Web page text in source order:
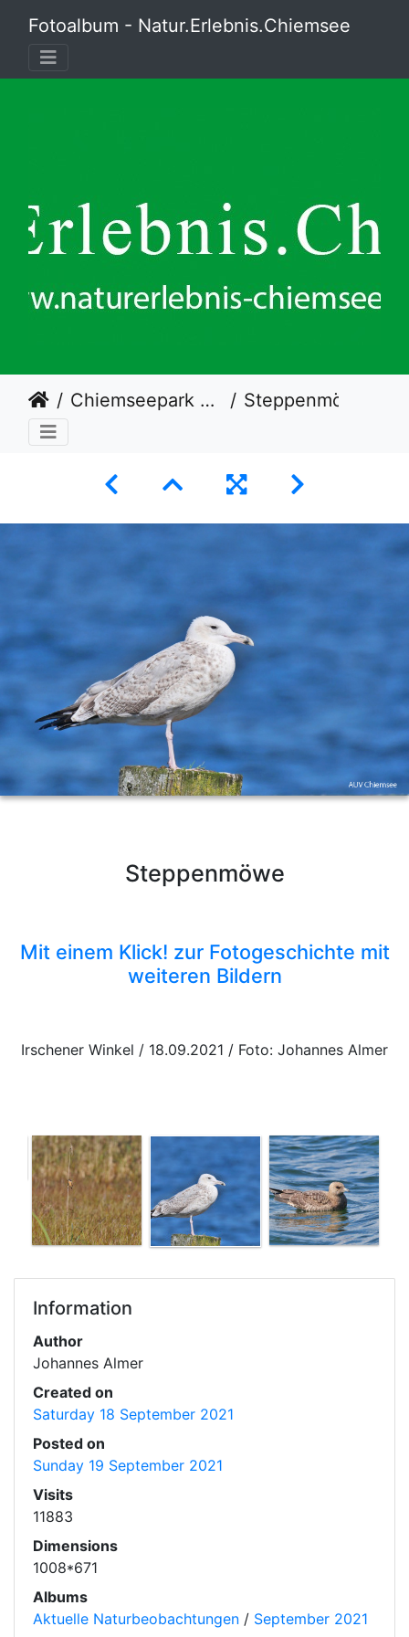
Fotoalbum - Natur.Erlebnis.Chiemsee
Chiemseepark Felden Steppenmöwe
Steppenmöwe
Mit einem Klick! zur Fotogeschichte mit
weiteren Bildern
Irschener Winkel / 18.09.2021 / Foto: Johannes Almer
Information
Author
Johannes Almer
Created on
Saturday 18 September 2021
Posted on
Sunday 19 September 2021
Visits
11883
Dimensions
1008*671
Albums
Aktuelle Naturbeobachtungen / September 2021